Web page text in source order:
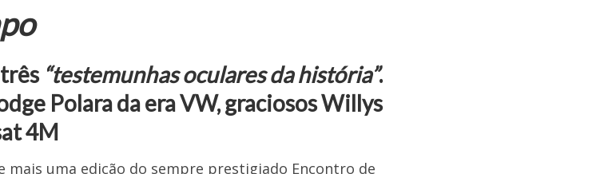
“testemunhas oculares da história”.
Polara da era VW, graciosos Willys
4M
mais uma edição do sempre prestigiado Encontro de